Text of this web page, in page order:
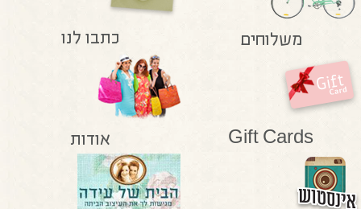
משלוחים כתבו לנו
Gift Cards אודות